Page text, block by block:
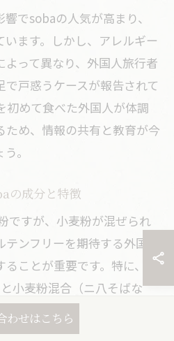
でsobaの人気が高まり、
ます。しかし、アレルギー
って異なり、外国人旅行者
戸惑うケースが報告されて
初めて食べた外国人が体調
ため、情報の共有と教育が今
。
の成分と特徴
ですが、小麦粉が混ぜられ
ンフリーを期待する外国人
ることが重要です。特に、そ
小麦粉混合（ニ八そばな
るだけでなく、アレルギーや
わせはこちら